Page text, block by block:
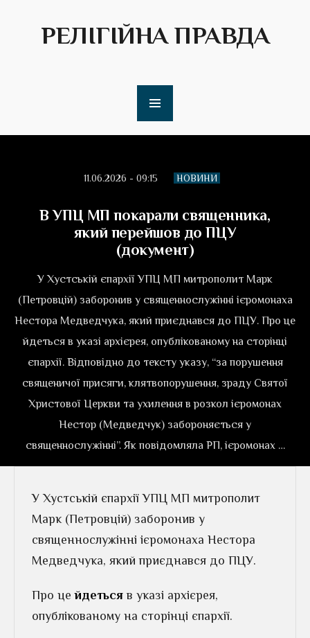
РЕЛІГІЙНА ПРАВДА
11.06.2026 - 09:15 НОВИНИ
В УПЦ МП покарали священника,
який перейшов до ПЦУ
(документ)
У Хустській єпархії УПЦ МП митрополит Марк
(Петровцій) заборонив у священнослужінні ієромонаха
Нестора Медведчука, який приєднався до ПЦУ. Про це
йдеться в указі архієрея, опублікованому на сторінці
єпархії. Відповідно до тексту указу, “за порушення
священичої присяги, клятвопорушення, зраду Святої
Христової Церкви та ухилення в розкол ієромонах
Нестор (Медведчук) забороняється у
священнослужінні”. Як повідомляла РП, ієромонах …
У Хустській єпархії УПЦ МП митрополит
Марк (Петровцій) заборонив у
священнослужінні ієромонаха Нестора
Медведчука, який приєднався до ПЦУ.
Про цейдеться в указі архієрея,
опублікованому на сторінці єпархії.